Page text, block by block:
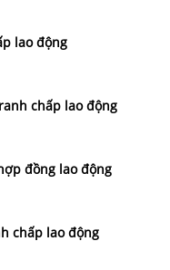
lao động
chấp lao động
đồng lao động
chấp lao động